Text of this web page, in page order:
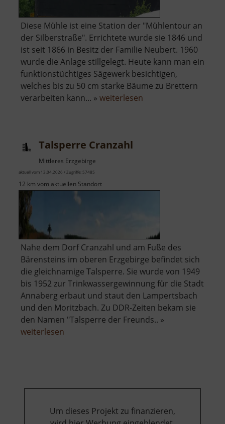
Diese Mühle ist eine Station der "Mühlentour an
der Silberstraße". Errichtete wurde sie 1846 und
ist seit 1866 in Besitz der Familie Neubert. 1960
wurde die Anlage stillgelegt. Heute kann man ein
funktionstüchtiges Sägewerk besichtigen,
welches bis zu 50 cm starke Bäume zu Brettern
verarbeiten kann... » weiterlesen
Talsperre Cranzahl
Mittleres Erzgebirge
aktuell vom 13.04.2026 / Zugriffe: 57485
12 km vom aktuellen Standort
Nahe dem Dorf Cranzahl und am Fuße des
Bärensteins im oberen Erzgebirge befindet sich
die gleichnamige Talsperre. Sie wurde von 1949
bis 1952 zur Trinkwassergewinnung für die Stadt
Annaberg erbaut und staut den Lampertsbach
und den Moritzbach. Zu DDR-Zeiten bekam sie
den Namen "Talsperre der Freunds.. »
weiterlesen
Um dieses Projekt zu finanzieren,